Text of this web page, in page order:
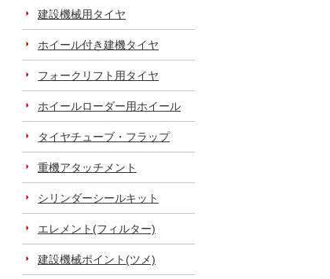
建設機械用タイヤ
ホイール付き建機タイヤ
フォークリフト用タイヤ
ホイールローダー用ホイール
タイヤチューブ・フラップ
重機アタッチメント
シリンダーシールキット
エレメント(フィルター)
建設機械ポイント(ツメ)